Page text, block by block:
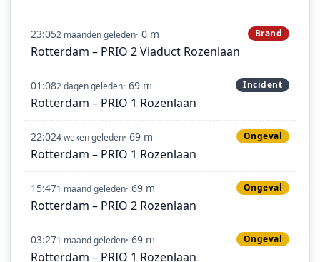
23:052 maanden geleden· 0 m Brand
Rotterdam – PRIO 2 Viaduct Rozenlaan
01:082 dagen geleden· 69 m Incident
Rotterdam – PRIO 1 Rozenlaan
22:024 weken geleden· 69 m Ongeval
Rotterdam – PRIO 1 Rozenlaan
15:471 maand geleden· 69 m Ongeval
Rotterdam – PRIO 2 Rozenlaan
03:271 maand geleden· 69 m Ongeval
Rotterdam – PRIO 1 Rozenlaan